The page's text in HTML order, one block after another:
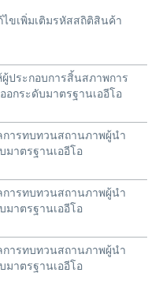
ขเพิ่มเติมรหัสสถิติสินค้า
ประกอบการสิ้นสภาพการ
อกระดับมาตรฐานเออีโอ
ารทบทวนสถานภาพผู้นำ
มาตรฐานเออีโอ
ารทบทวนสถานภาพผู้นำ
มาตรฐานเออีโอ
ารทบทวนสถานภาพผู้นำ
มาตรฐานเออีโอ